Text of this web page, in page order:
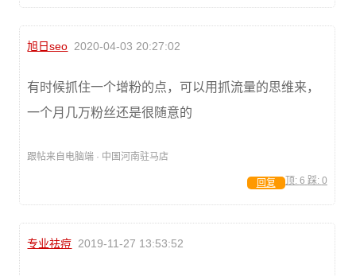
旭日seo 2020-04-03 20:27:02
有时候抓住一个增粉的点，可以用抓流量的思维来，
一个月几万粉丝还是很随意的
跟帖来自电脑端 · 中国河南驻马店
顶: 6 踩: 0
回复
专业祛痘 2019-11-27 13:53:52